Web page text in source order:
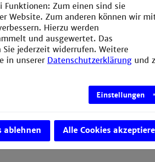
Funktionen: Zum einen sind sie
Website. Zum anderen können wir
Hierzu werden
und ausgewertet. Das
jederzeit widerrufen. Weitere
in unserer Datenschutzerklärung und
Einstellungen
ablehnen Alle Cookies